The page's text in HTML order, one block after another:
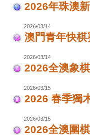
2026年珠澳
2026/03/14
澳門青年快棋
2026/03/14
2026全澳象
2026/03/15
2026 春季獨
2026/03/15
2026全澳圍